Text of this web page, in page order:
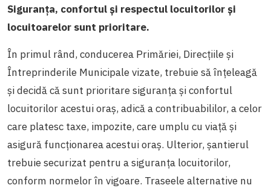
Siguranța, confortul și respectul locuitorilor și
locuitoarelor sunt prioritare.
În primul rând, conducerea Primăriei, Direcțiile și
Întreprinderile Municipale vizate, trebuie să înțeleagă
și decidă că sunt prioritare siguranța și confortul
locuitorilor acestui oraș, adică a contribuabililor, a celor
care platesc taxe, impozite, care umplu cu viață și
asigură funcționarea acestui oraș. Ulterior, șantierul
trebuie securizat pentru a siguranța locuitorilor,
conform normelor în vigoare. Traseele alternative nu